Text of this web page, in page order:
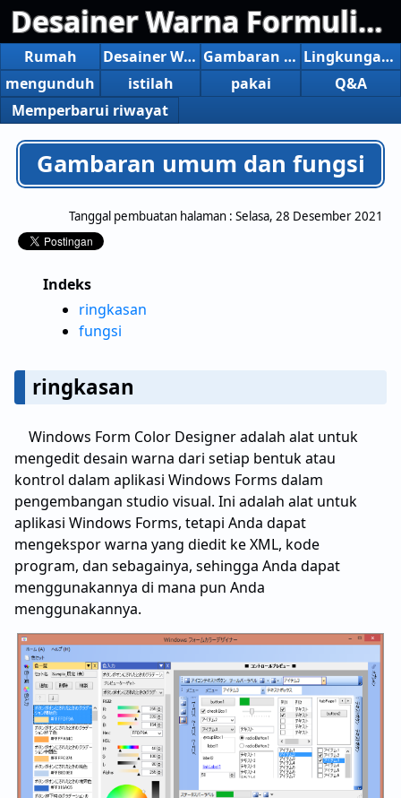
Desainer Warna Formulir Windows
Rumah Desainer Warna Formulir Windows Gambaran umum dan fungsi
Lingkungan operasi
mengunduh
istilah pakai
Q&A
Memperbarui riwayat
Gambaran umum dan fungsi
Tanggal pembuatan halaman : Selasa, 28 Desember 2021
Indeks
ringkasan
fungsi
ringkasan
Windows Form Color Designer adalah alat untuk
mengedit desain warna dari setiap bentuk atau
kontrol dalam aplikasi Windows Forms dalam
pengembangan studio visual. Ini adalah alat untuk
aplikasi Windows Forms, tetapi Anda dapat
mengekspor warna yang diedit ke XML, kode
program, dan sebagainya, sehingga Anda dapat
menggunakannya di mana pun Anda
menggunakannya.